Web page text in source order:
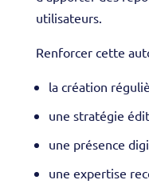
utilisateurs.
Renforcer cette
la création
une stratégie
une présence
une expertise